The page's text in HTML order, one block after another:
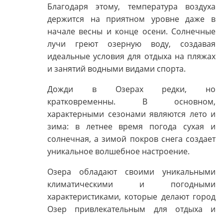
Благодаря этому, температура воздуха
держится на приятном уровне даже в
начале весны и конце осени. Солнечные
лучи греют озерную воду, создавая
идеальные условия для отдыха на пляжах
и занятий водными видами спорта.
Дожди в Озерах редки, но
кратковременны. В основном,
характерными сезонами являются лето и
зима: в летнее время погода сухая и
солнечная, а зимой покров снега создает
уникальное волшебное настроение.
Озера обладают своими уникальными
климатическими и погодными
характеристиками, которые делают город
Озер привлекательным для отдыха и